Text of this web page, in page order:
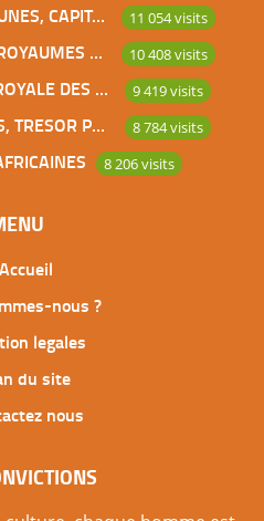
DABOU, VILLE DES LAGUNES, CAPITALE DES ADJOUKROU 11 054 visits
BOUNA, PREMIER DES ROYAUMES DE CÔTE D’IVOIRE 10 408 visits
SAKASSOU, CAPITALE ROYALE DES BAOULES 9 419 visits
LES CONTES AFRICAINS, TRESOR POUR L’HUMANITE 8 784 visits
8 206 visits
Accueil
nous ?
legales
du site
nous